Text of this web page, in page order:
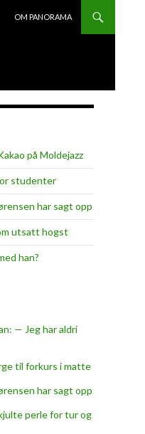
OM PANORAMA
på Moldejazz
studenter
har sagt opp
utsatt hogst
han?
— Jeg har aldri
til forkurs i matte
har sagt opp
perle for tur og